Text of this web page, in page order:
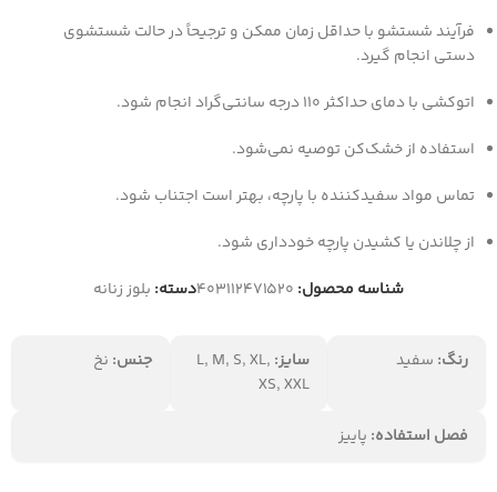
فرآیند شستشو با حداقل زمان ممکن و ترجیحاً در حالت شستشوی
دستی انجام گیرد.
اتوکشی با دمای حداکثر ۱۱۰ درجه سانتی‌گراد انجام شود.
استفاده از خشک‌کن توصیه نمی‌شود.
تماس مواد سفیدکننده با پارچه، بهتر است اجتناب شود.
از چلاندن یا کشیدن پارچه خودداری شود.
شناسه محصول: 403112471520دسته: بلوز زنانه
رنگ: سفید سایز: L, M, S, XL,
XS, XXL
جنس: نخ
فصل استفاده: پاییز